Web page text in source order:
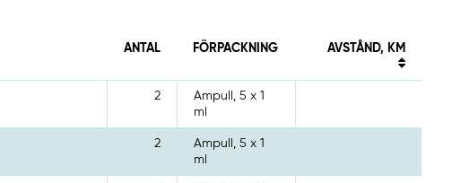
ANTAL FÖRPACKNING AVSTÅND, KM
2
Ampull, 5 x 1
ml
2
Ampull, 5 x 1
ml